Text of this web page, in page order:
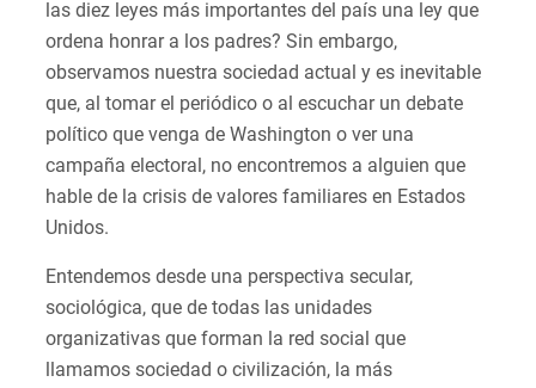
las diez leyes más importantes del país una ley que
ordena honrar a los padres? Sin embargo,
observamos nuestra sociedad actual y es inevitable
que, al tomar el periódico o al escuchar un debate
político que venga de Washington o ver una
campaña electoral, no encontremos a alguien que
hable de la crisis de valores familiares en Estados
Unidos.
Entendemos desde una perspectiva secular,
sociológica, que de todas las unidades
organizativas que forman la red social que
llamamos sociedad o civilización, la más